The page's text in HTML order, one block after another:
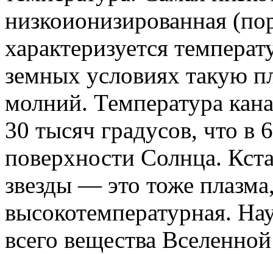
низкоионизированная
характеризуется
земных условиях такую
молний. Температура
30 тысяч градусов, что в
поверхности Солнца.
звезды — это тоже
высокотемпературная.
всего вещества